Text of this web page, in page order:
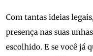
Com tantas ideias
presença nas suas
escolhido. E se você já